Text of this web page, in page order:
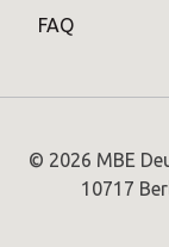
FAQ
© 2026 MBE
10717